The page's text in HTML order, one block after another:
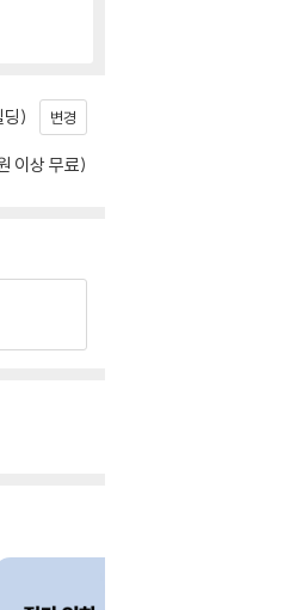
딩) 변경
이상 무료)